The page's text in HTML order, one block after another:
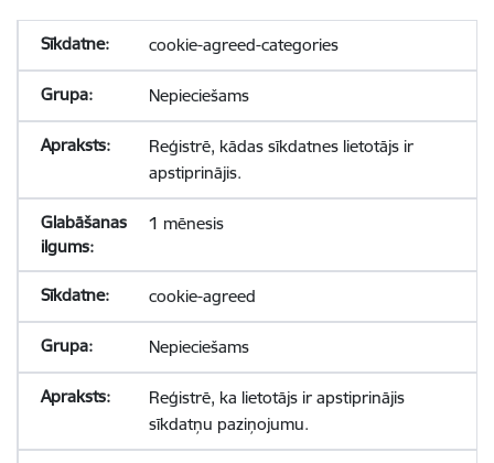
cookie-agreed-categories
Nepieciešams
Reģistrē, kādas sīkdatnes lietotājs ir
apstiprinājis.
1 mēnesis
cookie-agreed
Nepieciešams
Reģistrē, ka lietotājs ir apstiprinājis
sīkdatņu paziņojumu.